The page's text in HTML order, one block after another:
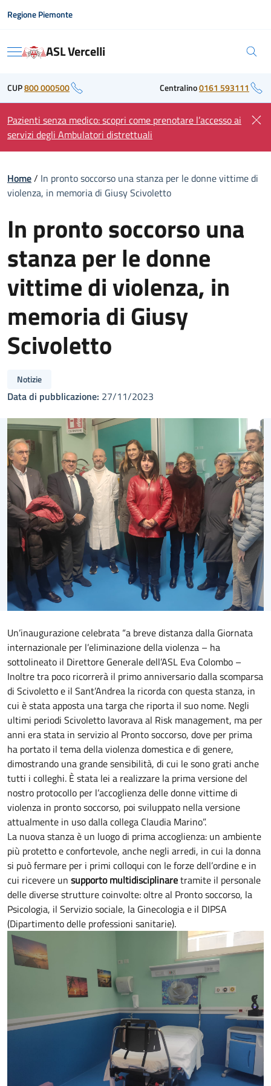
Regione Piemonte
Menu ASL Vercelli
CUP800 000500 Centralino0161 593111
Pazienti senza medico: scopri come prenotare l’accesso ai
servizi degli Ambulatori distrettuali
Home/ In pronto soccorso una stanza per le donne vittime di
violenza, in memoria di Giusy Scivoletto
In pronto soccorso una
stanza per le donne
vittime di violenza, in
memoria di Giusy
Scivoletto
Notizie
Data di pubblicazione: 27/11/2023
Un’inaugurazione celebrata “a breve distanza dalla Giornata
internazionale per l’eliminazione della violenza – ha
sottolineato il Direttore Generale dell’ASL Eva Colombo –
Inoltre tra poco ricorrerà il primo anniversario dalla scomparsa
di Scivoletto e il Sant’Andrea la ricorda con questa stanza, in
cui è stata apposta una targa che riporta il suo nome. Negli
ultimi periodi Scivoletto lavorava al Risk management, ma per
anni era stata in servizio al Pronto soccorso, dove per prima
ha portato il tema della violenza domestica e di genere,
dimostrando una grande sensibilità, di cui le sono grati anche
tutti i colleghi. È stata lei a realizzare la prima versione del
nostro protocollo per l’accoglienza delle donne vittime di
violenza in pronto soccorso, poi sviluppato nella versione
attualmente in uso dalla collega Claudia Marino”.
La nuova stanza è un luogo di prima accoglienza: un ambiente
più protetto e confortevole, anche negli arredi, in cui la donna
si può fermare per i primi colloqui con le forze dell’ordine e in
cui ricevere un supporto multidisciplinaretramite il personale
delle diverse strutture coinvolte: oltre al Pronto soccorso, la
Psicologia, il Servizio sociale, la Ginecologia e il DIPSA
(Dipartimento delle professioni sanitarie).